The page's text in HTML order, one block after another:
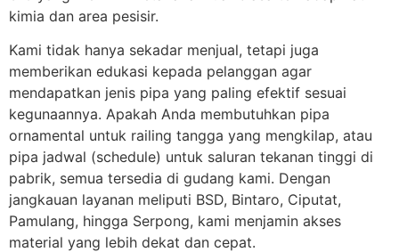
kimia dan area pesisir.
Kami tidak hanya sekadar menjual, tetapi juga
memberikan edukasi kepada pelanggan agar
mendapatkan jenis pipa yang paling efektif sesuai
kegunaannya. Apakah Anda membutuhkan pipa
ornamental untuk railing tangga yang mengkilap, atau
pipa jadwal (schedule) untuk saluran tekanan tinggi di
pabrik, semua tersedia di gudang kami. Dengan
jangkauan layanan meliputi BSD, Bintaro, Ciputat,
Pamulang, hingga Serpong, kami menjamin akses
material yang lebih dekat dan cepat.